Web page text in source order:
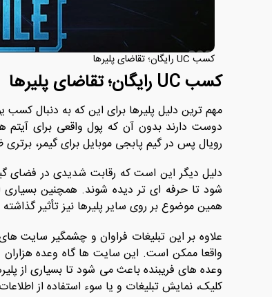
کسب UC رایگان؛ تقاضای پلیرها
کسب UC رایگان؛ تقاضای پلیرها
دوست دارند بدون آن که پول واقعی برای آیتم
رویال پس در گیم پابجی موبایل برای گیمر،
دلیل دیگر این است که رقابت شدیدی در فضای
شود تا حرفه ‌ای ‌تر دیده شوند. همچنین بسیاری
همین موضوع بر روی سایر پلیرها نیز تأثیر
وعده‌ های فریبنده باعث می‌ شود تا بسیاری از
کلیک، نمایش تبلیغات و یا سوء استفاده از